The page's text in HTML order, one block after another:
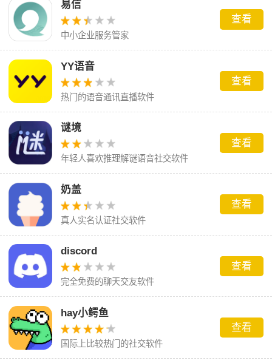
易信
中小企业服务管家
查看
YY语音
热门的语音通讯直播软件
查看
谜境
年轻人喜欢推理解谜语音社交软件
查看
奶盖
真人实名认证社交软件
查看
discord
完全免费的聊天交友软件
查看
hay小鳄鱼
国际上比较热门的社交软件
查看